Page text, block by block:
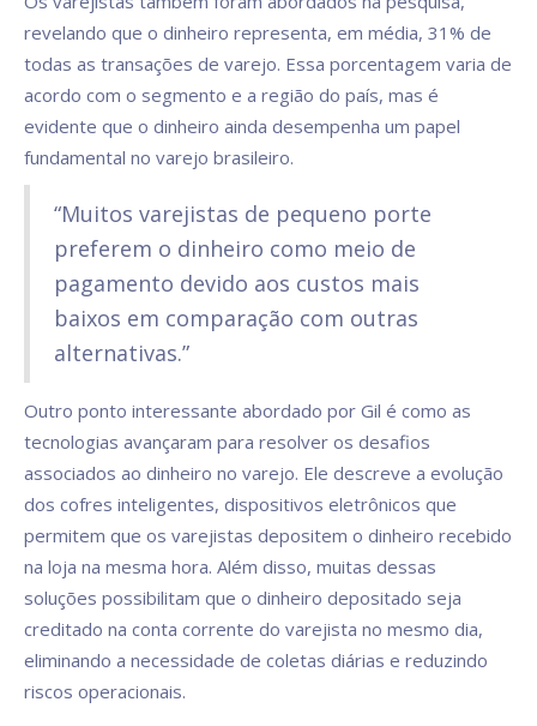
revelando que o dinheiro representa, em média, 31% de
todas as transações de varejo. Essa porcentagem varia de
acordo com o segmento e a região do país, mas é
evidente que o dinheiro ainda desempenha um papel
fundamental no varejo brasileiro.
“Muitos varejistas de pequeno porte
preferem o dinheiro como meio de
pagamento devido aos custos mais
baixos em comparação com outras
alternativas.”
Outro ponto interessante abordado por Gil é como as
tecnologias avançaram para resolver os desafios
associados ao dinheiro no varejo. Ele descreve a evolução
dos cofres inteligentes, dispositivos eletrônicos que
permitem que os varejistas depositem o dinheiro recebido
na loja na mesma hora. Além disso, muitas dessas
soluções possibilitam que o dinheiro depositado seja
creditado na conta corrente do varejista no mesmo dia,
eliminando a necessidade de coletas diárias e reduzindo
riscos operacionais.